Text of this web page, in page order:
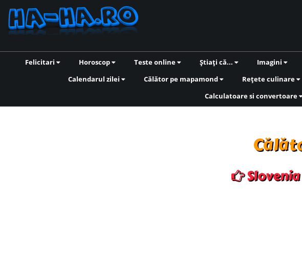
Felicitari Horoscop Teste online Știați că... Imagini
Calendarul zilei
Călător pe mapamond Rețete culinare
Calculatoare si convertoare